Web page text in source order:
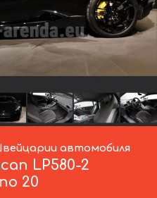
автомобиля
LP580-2
20